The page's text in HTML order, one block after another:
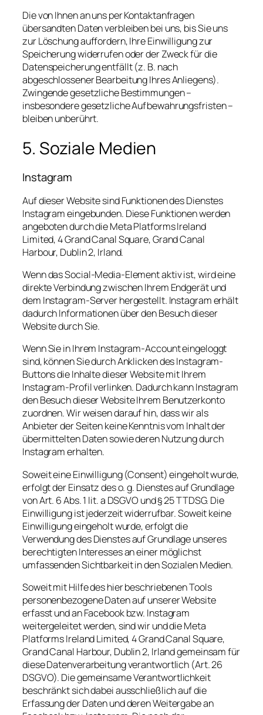
Die von Ihnen an uns per Kontaktanfragen
übersandten Daten verbleiben bei uns, bis Sie uns
zur Löschung auffordern, Ihre Einwilligung zur
Speicherung widerrufen oder der Zweck für die
Datenspeicherung entfällt (z. B. nach
abgeschlossener Bearbeitung Ihres Anliegens).
Zwingende gesetzliche Bestimmungen –
insbesondere gesetzliche Aufbewahrungsfristen –
bleiben unberührt.
5. Soziale Medien
Instagram
Auf dieser Website sind Funktionen des Dienstes
Instagram eingebunden. Diese Funktionen werden
angeboten durch die Meta Platforms Ireland
Limited, 4 Grand Canal Square, Grand Canal
Harbour, Dublin 2, Irland.
Wenn das Social-Media-Element aktiv ist, wird eine
direkte Verbindung zwischen Ihrem Endgerät und
dem Instagram-Server hergestellt. Instagram erhält
dadurch Informationen über den Besuch dieser
Website durch Sie.
Wenn Sie in Ihrem Instagram-Account eingeloggt
sind, können Sie durch Anklicken des Instagram-
Buttons die Inhalte dieser Website mit Ihrem
Instagram-Profil verlinken. Dadurch kann Instagram
den Besuch dieser Website Ihrem Benutzerkonto
zuordnen. Wir weisen darauf hin, dass wir als
Anbieter der Seiten keine Kenntnis vom Inhalt der
übermittelten Daten sowie deren Nutzung durch
Instagram erhalten.
Soweit eine Einwilligung (Consent) eingeholt wurde,
erfolgt der Einsatz des o. g. Dienstes auf Grundlage
von Art. 6 Abs. 1 lit. a DSGVO und § 25 TTDSG. Die
Einwilligung ist jederzeit widerrufbar. Soweit keine
Einwilligung eingeholt wurde, erfolgt die
Verwendung des Dienstes auf Grundlage unseres
berechtigten Interesses an einer möglichst
umfassenden Sichtbarkeit in den Sozialen Medien.
Soweit mit Hilfe des hier beschriebenen Tools
personenbezogene Daten auf unserer Website
erfasst und an Facebook bzw. Instagram
weitergeleitet werden, sind wir und die Meta
Platforms Ireland Limited, 4 Grand Canal Square,
Grand Canal Harbour, Dublin 2, Irland gemeinsam für
diese Datenverarbeitung verantwortlich (Art. 26
DSGVO). Die gemeinsame Verantwortlichkeit
beschränkt sich dabei ausschließlich auf die
Erfassung der Daten und deren Weitergabe an